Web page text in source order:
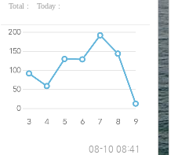
Total : Today :
08-10 08:41